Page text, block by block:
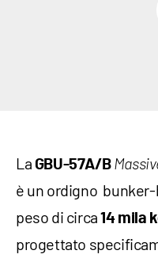
La GBU-57A/B
è un ordigno
peso di circa14 mila
progettato